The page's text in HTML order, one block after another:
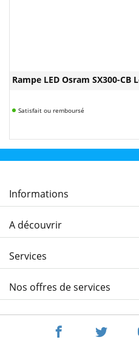
Rampe LED Osram SX300-
Satisfait ou remboursé
Informations
A découvrir
Services
Nos offres de services